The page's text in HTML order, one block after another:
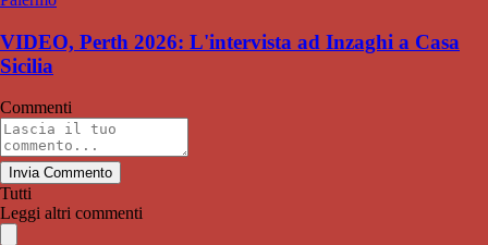
VIDEO, Perth 2026: L'intervista ad Inzaghi a Casa
Sicilia
Commenti
Invia Commento
Tutti
Leggi altri commenti